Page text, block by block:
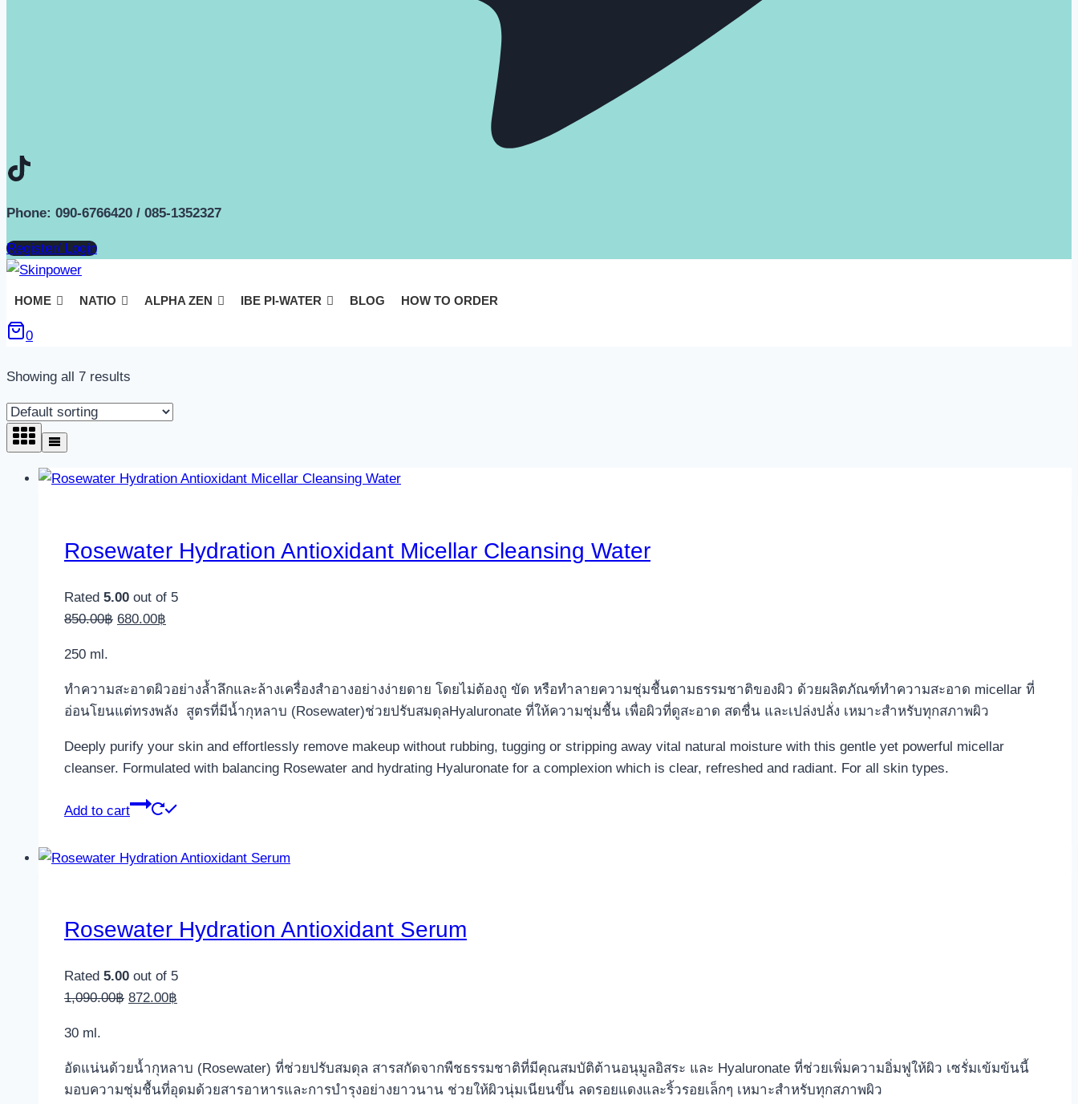
Phone: 090-6766420 / 085-1352327
Register/ Login
HOME NATIO ALPHA ZEN IBE PI-WATER BLOG HOW TO ORDER
0
Showing all 7 results
Rosewater Hydration Antioxidant Micellar Cleansing Water
Rated 5.00 out of 5
850.00฿ Original
850.00฿.
680.00฿
680.00฿.
250 ml.
ทำความสะอาดผิวอย่างล้ำลึกและล้างเครื่องสำอางอย่างง่ายดาย โดยไม่ต้องถู ขัด หรือทำลายความชุ่มชื้นตามธรรมชาติของผิว ด้วยผลิตภัณฑ์ทำความสะอาด micellar ที่
อ่อนโยนแต่ทรงพลัง สูตรที่มีน้ำกุหลาบ (Rosewater)ช่วยปรับสมดุลHyaluronate ที่ให้ความชุ่มชื้น เพื่อผิวที่ดูสะอาด สดชื่น และเปล่งปลั่ง เหมาะสำหรับทุกสภาพผิว
Deeply purify your skin and effortlessly remove makeup without rubbing, tugging or stripping away vital natural moisture with this gentle yet powerful micellar
cleanser. Formulated with balancing Rosewater and hydrating Hyaluronate for a complexion which is clear, refreshed and radiant. For all skin types.
Add to cart
Rosewater Hydration Antioxidant Serum
Rated 5.00 out of 5
1,090.00฿ Original
1,090.00฿.
872.00฿
872.00฿.
30 ml.
อัดแน่นด้วยน้ำกุหลาบ (Rosewater) ที่ช่วยปรับสมดุล สารสกัดจากพืชธรรมชาติที่มีคุณสมบัติต้านอนุมูลอิสระ และ Hyaluronate ที่ช่วยเพิ่มความอิ่มฟูให้ผิว เซรั่มเข้มข้นนี้
มอบความชุ่มชื้นที่อุดมด้วยสารอาหารและการบำรุงอย่างยาวนาน ช่วยให้ผิวนุ่มเนียนขึ้น ลดรอยแดงและริ้วรอยเล็กๆ เหมาะสำหรับทุกสภาพผิว